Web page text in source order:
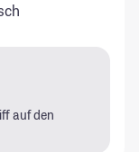
auf den